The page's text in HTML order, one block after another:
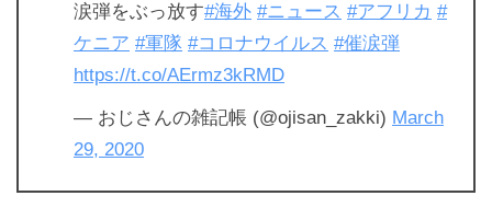
涙弾をぶっ放す#海外 #ニュース #アフリカ #
ケニア #軍隊 #コロナウイルス #催涙弾
https://t.co/AErmz3kRMD
— おじさんの雑記帳 (@ojisan_zakki) March
29, 2020